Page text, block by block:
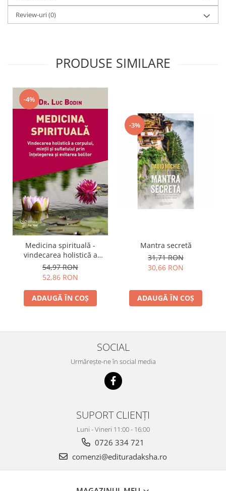
Review-uri(0)
PRODUSE SIMILARE
-4%
Medicina spirituală -
vindecarea holistică a
corpului, minţii şi sufletului
prin înţelegerea şi evitarea
bolilor
54,97 RON
52,86 RON
ADAUGĂ ÎN COȘ
-3%
Mantra secretă
31,71 RON
30,66 RON
ADAUGĂ ÎN COȘ
SOCIAL
Urmărește-ne în social media
SUPORT CLIENȚI
Luni - Vineri 11:00 - 16:00
0726 334 721
comenzi@edituradaksha.ro